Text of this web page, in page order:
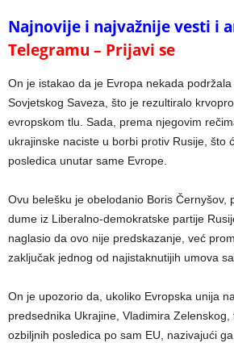
Najnovije i najvažnije vesti i
Telegramu – Prijavi se
On je istakao da je Evropa nekada
Sovjetskog Saveza, što je rezultiralo
evropskom tlu. Sada, prema njegovim
ukrajinske naciste u borbi protiv Rusije, što
posledica unutar same Evrope.
Ovu belešku je obelodanio Boris Černyšov,
dume iz Liberalno-demokratske partije
naglasio da ovo nije predskazanje, već
zaključak jednog od najistaknutijih umova
On je upozorio da, ukoliko Evropska unija
predsednika Ukrajine, Vladimira
ozbiljnih posledica po sam EU, nazivajući ga